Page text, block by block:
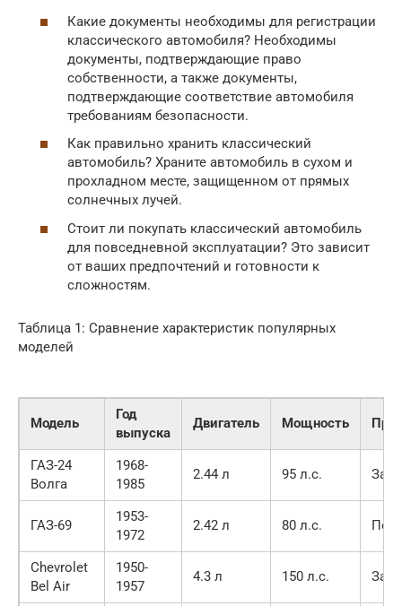
Какие документы необходимы для регистрации
классического автомобиля? Необходимы
документы, подтверждающие право
собственности, а также документы,
подтверждающие соответствие автомобиля
требованиям безопасности.
Как правильно хранить классический
автомобиль? Храните автомобиль в сухом и
прохладном месте, защищенном от прямых
солнечных лучей.
Стоит ли покупать классический автомобиль
для повседневной эксплуатации? Это зависит
от ваших предпочтений и готовности к
сложностям.
Таблица 1: Сравнение характеристик популярных
моделей
Модель
Год
выпуска
Двигатель Мощность
ГАЗ-24
Волга
1968-
1985
2.44 л 95 л.с.
ГАЗ-69
1953-
1972
2.42 л 80 л.с.
Chevrolet
Bel Air
1950-
1957
4.3 л 150 л.с.